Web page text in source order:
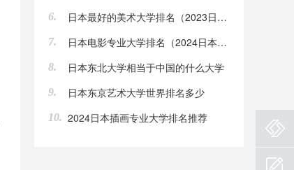
6. 日本最好的美术大学排名（2023日本最好的美术大学排行）
7. 日本电影专业大学排名（2024日本电影专业大学排行）
8. 日本东北大学相当于中国的什么大学
9. 日本东京艺术大学世界排名多少
10. 2024日本插画专业大学排名推荐